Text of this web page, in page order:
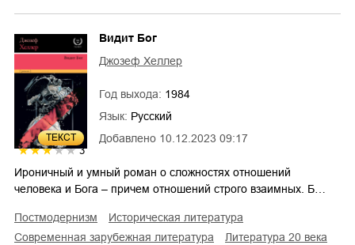
ТЕКСТ
3
Добавлено 10.12.2023 09:17
Видит Бог
Джозеф Хеллер
Год выхода: 1984
Язык: Русский
Ироничный и умный роман о сложностях отношений
человека и Бога – причем отношений строго взаимных. Б…
постмодернизм
историческая литература
современная зарубежная литература
литература 20 века